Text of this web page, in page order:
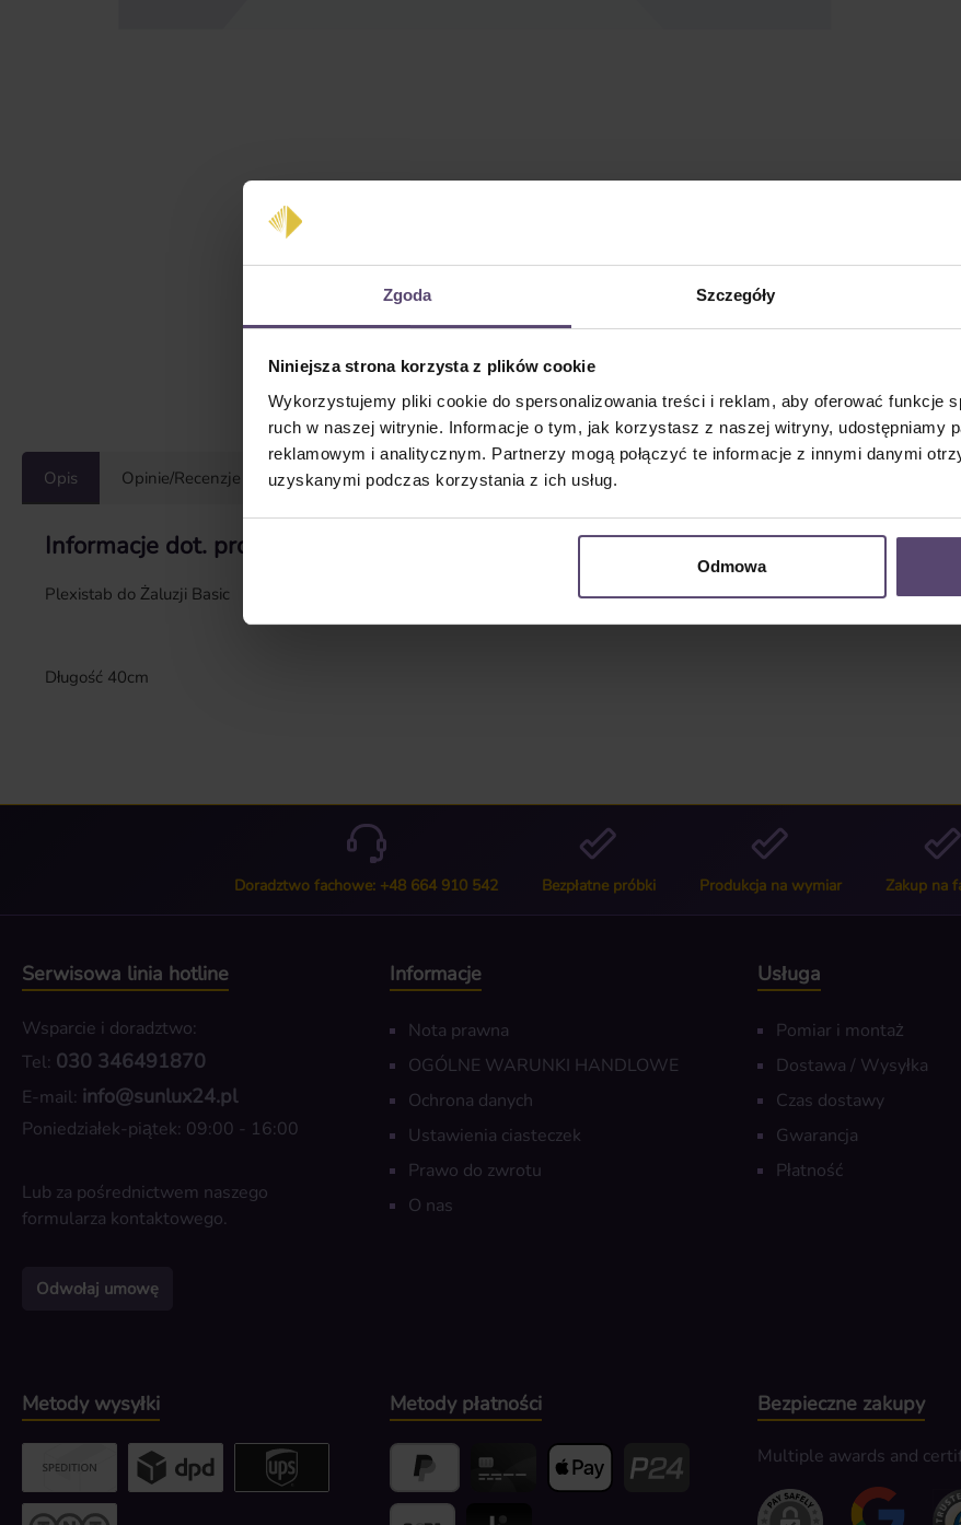
Zgoda Szczegóły
Niniejsza strona korzysta z plików cookie
Wykorzystujemy pliki cookie do spersonalizowania treści i reklam, aby oferować funkcje
ruch w naszej witrynie. Informacje o tym, jak korzystasz z naszej witryny, udostępniamy
reklamowym i analitycznym. Partnerzy mogą połączyć te informacje z innymi danymi
uzyskanymi podczas korzystania z ich usług.
Odmowa
Opis Opinie/Recenzje
Informacje dot. produktu "Plexistab"
Plexistab do Żaluzji Basic
Długość 40cm
Doradztwo fachowe: +48 664 910 542 Bezpłatne próbki Produkcja na wymiar Zakup na
Serwisowa linia hotline
Wsparcie i doradztwo:
Tel: 030 346491870
E-mail: info@sunlux24.pl
Poniedziałek-piątek: 09:00 - 16:00
Lub za pośrednictwem naszego
formularza kontaktowego.
Odwołaj umowę
Informacje
Nota prawna
OGÓLNE WARUNKI HANDLOWE
Ochrona danych
Ustawienia ciasteczek
Prawo do zwrotu
O nas
Usługa
Pomiar i montaż
Dostawa / Wysyłka
Czas dostawy
Gwarancja
Płatność
Metody płatności
PayPal
Metody wysyłki
Custom image 2
Bezpieczne zakupy
Multiple awards and